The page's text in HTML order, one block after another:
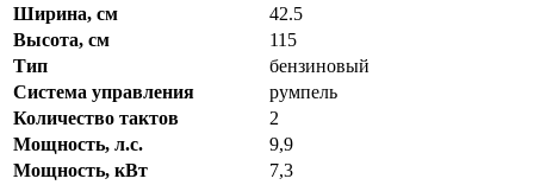
Ширина, см
42.5
Высота, см
115
Тип
бензиновый
Система управления
румпель
Количество тактов
2
Мощность, л.с.
9,9
Мощность, кВт
7,3